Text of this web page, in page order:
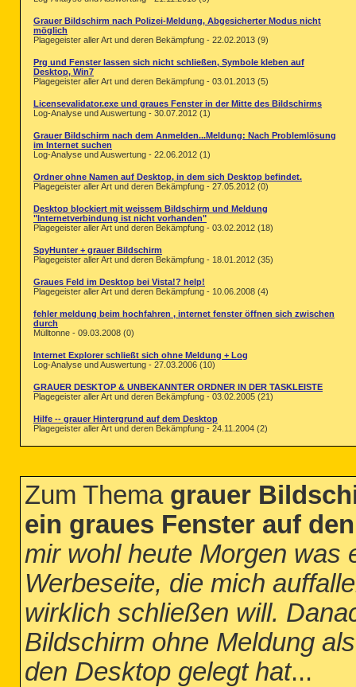
Grauer Bildschirm nach Polizei-Meldung, Abgesicherter Modus nicht
möglich
Plagegeister aller Art und deren Bekämpfung - 22.02.2013 (9)
Prg und Fenster lassen sich nicht schließen, Symbole kleben auf
Desktop, Win7
Plagegeister aller Art und deren Bekämpfung - 03.01.2013 (5)
Licensevalidator.exe und graues Fenster in der Mitte des Bildschirms
Log-Analyse und Auswertung - 30.07.2012 (1)
Grauer Bildschirm nach dem Anmelden...Meldung: Nach Problemlösung
im Internet suchen
Log-Analyse und Auswertung - 22.06.2012 (1)
Ordner ohne Namen auf Desktop, in dem sich Desktop befindet.
Plagegeister aller Art und deren Bekämpfung - 27.05.2012 (0)
Desktop blockiert mit weissem Bildschirm und Meldung
"Internetverbindung ist nicht vorhanden"
Plagegeister aller Art und deren Bekämpfung - 03.02.2012 (18)
SpyHunter + grauer Bildschirm
Plagegeister aller Art und deren Bekämpfung - 18.01.2012 (35)
Graues Feld im Desktop bei Vista!? help!
Plagegeister aller Art und deren Bekämpfung - 10.06.2008 (4)
fehler meldung beim hochfahren , internet fenster öffnen sich zwischen
durch
Mülltonne - 09.03.2008 (0)
Internet Explorer schließt sich ohne Meldung + Log
Log-Analyse und Auswertung - 27.03.2006 (10)
GRAUER DESKTOP & UNBEKANNTER ORDNER IN DER TASKLEISTE
Plagegeister aller Art und deren Bekämpfung - 03.02.2005 (21)
Hilfe -- grauer Hintergrund auf dem Desktop
Plagegeister aller Art und deren Bekämpfung - 24.11.2004 (2)
Zum Thema grauer
ein graues Fenster auf
mir wohl heute Morgen was
Werbeseite, die mich
wirklich schließen will.
Bildschirm ohne Meldung
den Desktop gelegt hat...